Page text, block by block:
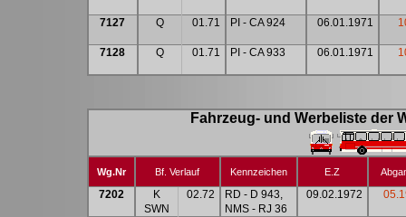
7127 Q 01.71 PI - CA 924 06.01.1971
7128 Q 01.71 PI - CA 933 06.01.1971
Fahrzeug- und Werbeliste der
Wg.Nr Bf. Verlauf Kennzeichen E.Z
7202
K
SWN
02.72
RD - D 943,
NMS - RJ 36
09.02.1972